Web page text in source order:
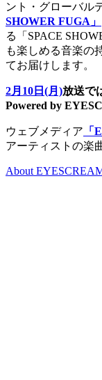
ント・グローバル
SHOWER FUGA」
る「SPACE
も楽しめる音楽の
てお届けします。
2月10日(月)放送で
Powered by
ウェブメディア 「
アーティストの楽
About